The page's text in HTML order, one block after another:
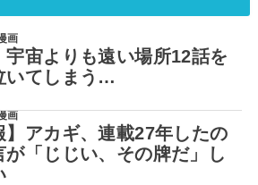
画
宇宙よりも遠い場所12話を
いてしまう…
画
】アカギ、連載27年したの
が「じじい、その牌だ」し